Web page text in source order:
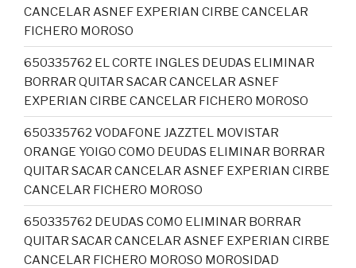
CANCELAR ASNEF EXPERIAN CIRBE CANCELAR
FICHERO MOROSO
650335762 EL CORTE INGLES DEUDAS ELIMINAR
BORRAR QUITAR SACAR CANCELAR ASNEF
EXPERIAN CIRBE CANCELAR FICHERO MOROSO
650335762 VODAFONE JAZZTEL MOVISTAR
ORANGE YOIGO COMO DEUDAS ELIMINAR BORRAR
QUITAR SACAR CANCELAR ASNEF EXPERIAN CIRBE
CANCELAR FICHERO MOROSO
650335762 DEUDAS COMO ELIMINAR BORRAR
QUITAR SACAR CANCELAR ASNEF EXPERIAN CIRBE
CANCELAR FICHERO MOROSO MOROSIDAD